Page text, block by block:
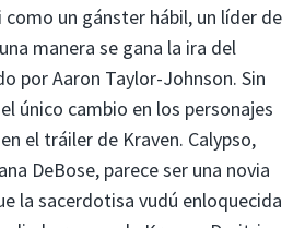
un gánster hábil, un líder de
manera se gana la ira del
por Aaron Taylor-Johnson. Sin
único cambio en los personajes
el tráiler de Kraven. Calypso,
DeBose, parece ser una novia
la sacerdotisa vudú enloquecida